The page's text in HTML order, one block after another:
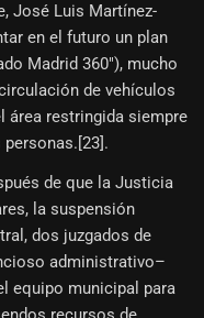
José Luis Martínez-
en el futuro un plan
Madrid 360"), mucho
de vehículos
área restringida siempre
de que la Justicia
la suspensión
dos juzgados de
administrativo–
equipo municipal para